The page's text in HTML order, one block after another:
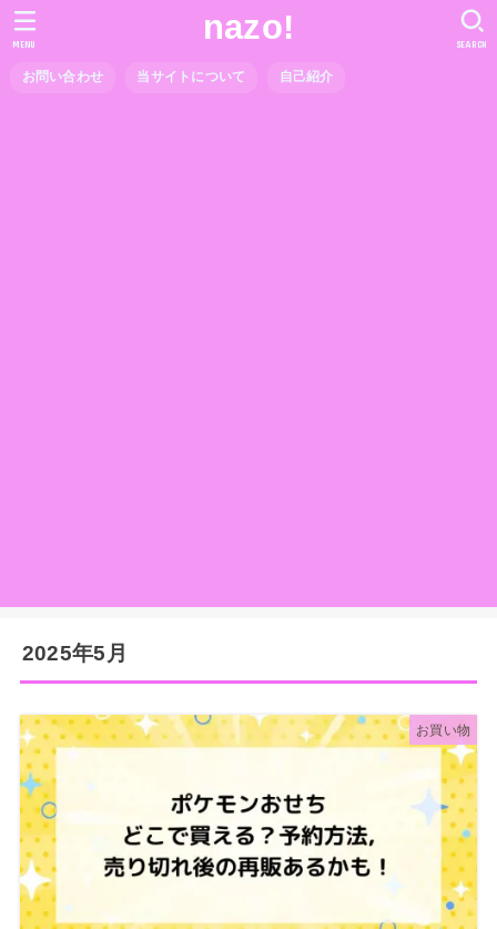
nazo!
お問い合わせ 当サイトについて 自己紹介
SEARCH
MENU
2025年5月
お買い物